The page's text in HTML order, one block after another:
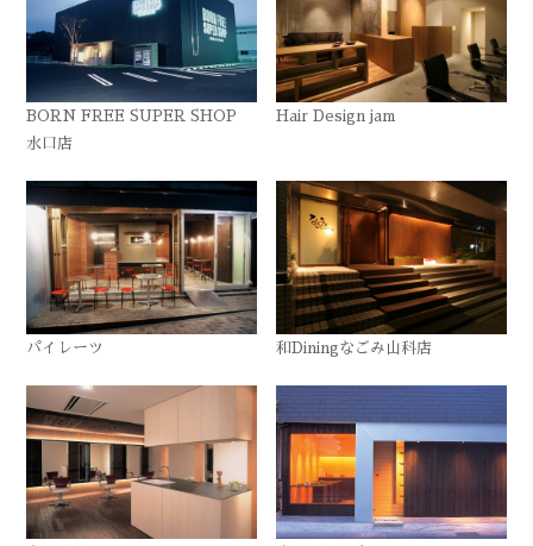
BORN FREE SUPER SHOP
水口店
Hair Design jam
パイレーツ 和Diningなごみ山科店